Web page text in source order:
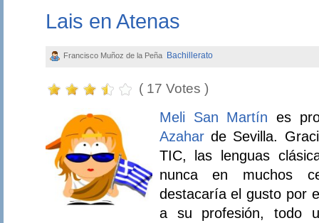
Lais en Atenas
Francisco Muñoz de la Peña Bachillerato
( 17 Votes )
Meli San Martín es
Azaharde Sevilla.
TIC, las lenguas
nunca en muchos
destacaría el gusto por
a su profesión, todo